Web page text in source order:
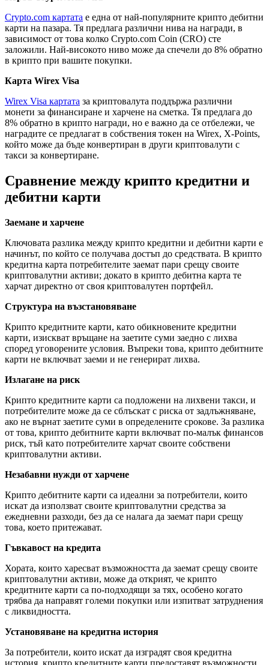
Crypto.com картата е една от най-популярните крипто дебитни
карти на пазара. Тя предлага различни нива на награди, в
зависимост от това колко Crypto.com Coin (CRO) сте
заложили. Най-високото ниво може да спечели до 8% обратно
в крипто при вашите покупки.
Карта Wirex Visa
Wirex Visa картата за криптовалута поддържа различни
монети за финансиране и харчене на сметка. Тя предлага до
8% обратно в крипто награди, но е важно да се отбележи, че
наградите се предлагат в собствения токен на Wirex, X-Points,
който може да бъде конвертиран в други криптовалути с
такси за конвертиране.
Сравнение между крипто кредитни и
дебитни карти
Заемане и харчене
Ключовата разлика между крипто кредитни и дебитни карти е
начинът, по който се получава достъп до средствата. В крипто
кредитна карта потребителите заемат пари срещу своите
криптовалутни активи; докато в крипто дебитна карта те
харчат директно от своя криптовалутен портфейл.
Структура на възстановяване
Крипто кредитните карти, като обикновените кредитни
карти, изискват връщане на заетите суми заедно с лихва
според уговорените условия. Въпреки това, крипто дебитните
карти не включват заеми и не генерират лихва.
Излагане на риск
Крипто кредитните карти са подложени на лихвени такси, и
потребителите може да се сблъскат с риска от задлъжняване,
ако не върнат заетите суми в определените срокове. За разлика
от това, крипто дебитните карти включват по-малък финансов
риск, тъй като потребителите харчат своите собствени
криптовалутни активи.
Незабавни нужди от харчене
Крипто дебитните карти са идеални за потребители, които
искат да използват своите криптовалутни средства за
ежедневни разходи, без да се налага да заемат пари срещу
това, което притежават.
Гъвкавост на кредита
Хората, които харесват възможността да заемат срещу своите
криптовалутни активи, може да открият, че крипто
кредитните карти са по-подходящи за тях, особено когато
трябва да направят големи покупки или изпитват затруднения
с ликвидността.
Установяване на кредитна история
За потребители, които искат да изградят своя кредитна